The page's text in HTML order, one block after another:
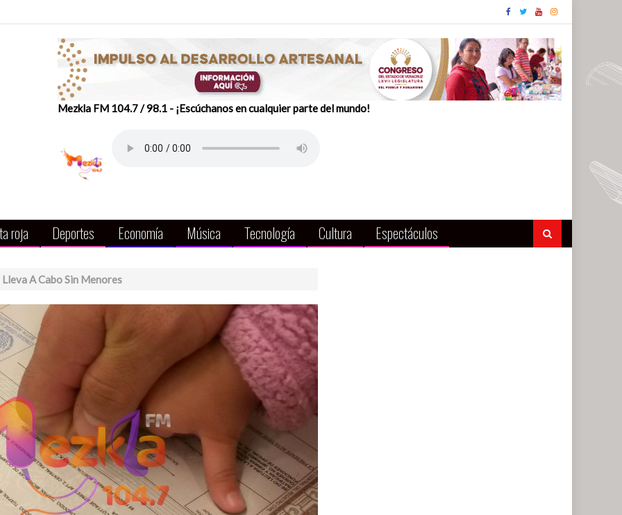
Mezkla FM 104.7 / 98.1 - ¡Escúchanos en cualquier parte del mundo!
roja Deportes Economía Música Tecnología Cultura Espectáculos
A Cabo Sin Menores